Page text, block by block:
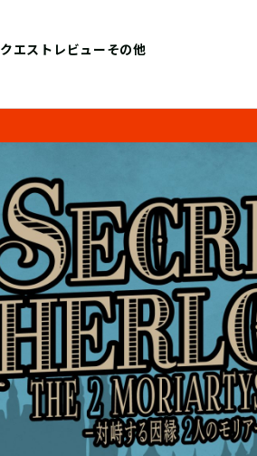
エストレビューその他